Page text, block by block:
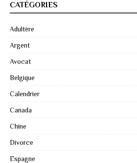
CATÉGORIES
Adultère
Argent
Avocat
Belgique
Calendrier
Canada
Chine
Divorce
Espagne